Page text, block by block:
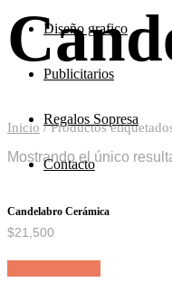
Diseño grafico
Publicitarios
Regalos Sopresa
Contacto
Inicio /Productos
Mostrando el único
Candelabro Cerámica
$21,500